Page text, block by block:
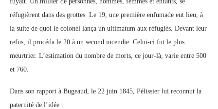
réfugièrent dans des grottes. Le 19, une première enfumade eut lieu, à
la suite de quoi le colonel lança un ultimatum aux réfugiés. Devant leur
refus, il procéda le 20 à un second incendie. Celui-ci fut le plus
meurtrier. L’estimation du nombre de morts, ce jour-là, varie entre 500
et 760.
Dans son rapport à Bugeaud, le 22 juin 1845, Pélissier lui reconnut la
paternité de l’idée :